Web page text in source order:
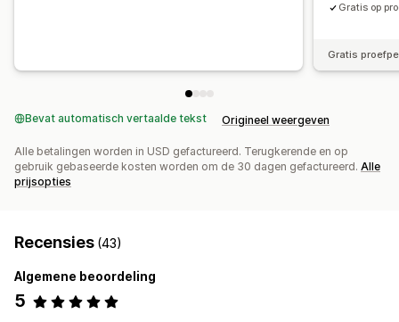
Gratis op
Gratis
Bevat automatisch vertaalde tekst Origineel weergeven
Alle betalingen worden in USD gefactureerd. Terugkerende en op
gebruik gebaseerde kosten worden om de 30 dagen gefactureerd. Alle
prijsopties
Recensies (43)
Algemene beoordeling
5